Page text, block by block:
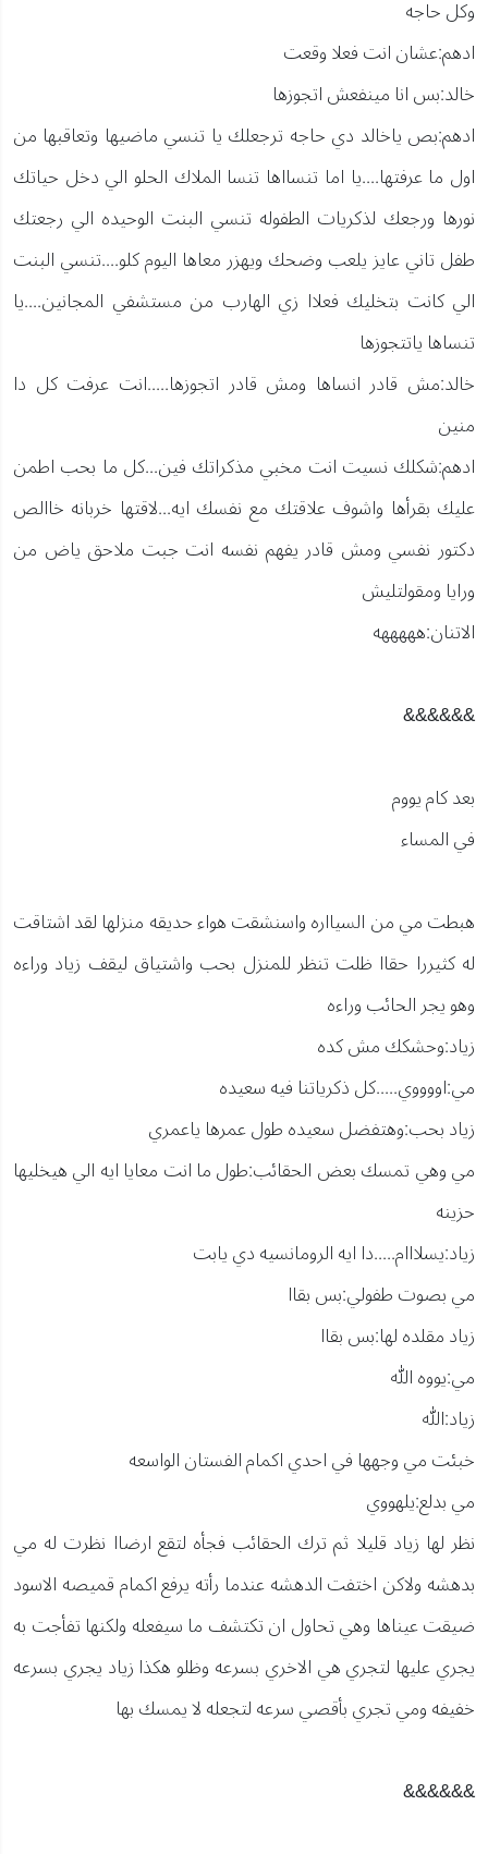
وكل حاجه
ادهم:عشان انت فعلا وقعت
خالد:بس انا مينفعش اتجوزها
ادهم:بص ياخالد دي حاجه ترجعلك يا تنسي ماضيها وتعاقبها من
اول ما عرفتها....يا اما تنسااها تنسا الملاك الحلو الي دخل حياتك
نورها ورجعك لذكريات الطفوله تنسي البنت الوحيده الي رجعتك
طفل تاني عايز يلعب وضحك ويهزر معاها اليوم كلو....تنسي البنت
الي كانت بتخليك فعلاا زي الهارب من مستشفي المجانين....يا
تنساها ياتتجوزها
خالد:مش قادر انساها ومش قادر اتجوزها.....انت عرفت كل دا
منين
ادهم:شكلك نسيت انت مخبي مذكراتك فين...كل ما بحب اطمن
عليك بقرأها واشوف علاقتك مع نفسك ايه...لاقتها خربانه خاالص
دكتور نفسي ومش قادر يفهم نفسه انت جبت ملاحق ياض من
ورايا ومقولتليش
الاتنان:هههههه
&&&&&&
بعد كام يووم
في المساء
هبطت مي من السيااره واسنشقت هواء حديقه منزلها لقد اشتاقت
له كثيررا حقاا ظلت تنظر للمنزل بحب واشتياق ليقف زياد وراءه
وهو يجر الحائب وراءه
زياد:وحشكك مش كده
مي:اووووي.....كل ذكرياتنا فيه سعيده
زياد بحب:وهتفضل سعيده طول عمرها ياعمري
مي وهي تمسك بعض الحقائب:طول ما انت معايا ايه الي هيخليها
حزينه
زياد:يسلااام.....دا ايه الرومانسيه دي يابت
مي بصوت طفولي:بس بقاا
زياد مقلده لها:بس بقاا
مي:يووه الله
زياد:الله
خبئت مي وجهها في احدي اكمام الفستان الواسعه
مي بدلع:يلهووي
نظر لها زياد قليلا ثم ترك الحقائب فجأه لتقع ارضاا نظرت له مي
بدهشه ولاكن اختفت الدهشه عندما رأته يرفع اكمام قميصه الاسود
ضيقت عيناها وهي تحاول ان تكتشف ما سيفعله ولكنها تفأجت به
يجري عليها لتجري هي الاخري بسرعه وظلو هكذا زياد يجري بسرعه
خفيفه ومي تجري بأقصي سرعه لتجعله لا يمسك بها
&&&&&&